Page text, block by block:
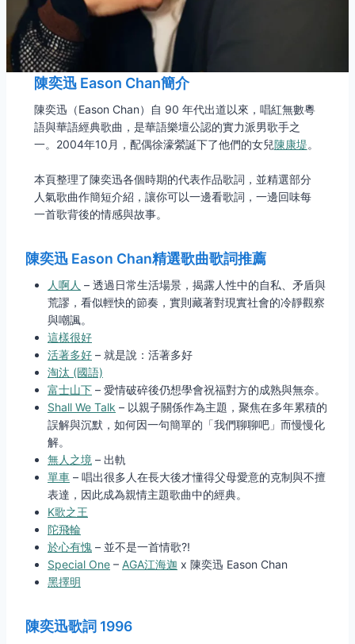
陳奕迅 Eason Chan簡介
陳奕迅（Eason Chan）自 90 年代出道以來，唱紅無數粵
語與華語經典歌曲，是華語樂壇公認的實力派男歌手之
一。2004年10月，配偶徐濠縈誕下了他們的女兒陳康堤。
本頁整理了陳奕迅各個時期的代表作品歌詞，並精選部分
人氣歌曲作簡短介紹，讓你可以一邊看歌詞，一邊回味每
一首歌背後的情感與故事。
陳奕迅 Eason Chan精選歌曲歌詞推薦
人啊人 – 透過日常生活場景，揭露人性中的自私、矛盾與
荒謬，看似輕快的節奏，實則藏著對現實社會的冷靜觀察
與嘲諷。
這樣很好
活著多好 – 就是說：活著多好
淘汰 (國語)
富士山下 – 愛情破碎後仍想學會祝福對方的成熟與無奈。
Shall We Talk – 以親子關係作為主題，聚焦在多年累積的
誤解與沉默，如何因一句簡單的「我們聊聊吧」而慢慢化
解。
無人之境 – 出軌
單車 – 唱出很多人在長大後才懂得父母愛意的克制與不擅
表達，因此成為親情主題歌曲中的經典。
K歌之王
陀飛輪
於心有愧 – 並不是一首情歌?!
Special One – AGA江海迦 x 陳奕迅 Eason Chan
黑擇明
陳奕迅歌詞 1996